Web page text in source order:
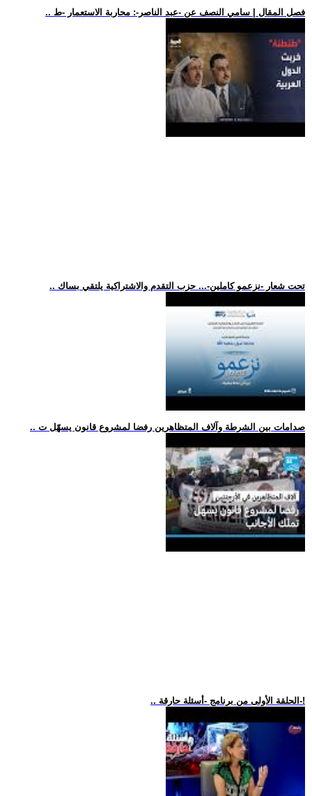
.. فصل المقال | سامي النصف عن -عبد الناصر-: محاربة الاستعمار -ط
.. تحت شعار -نزعمو كاملين-... حزب التقدم والاشتراكية يلتقي بساك
.. صدامات بين الشرطة وآلاف المتظاهرين رفضا لمشروع قانون يسهّل ت
.. الحلقة الأولى من برنامج -أسئلة حارقة-!